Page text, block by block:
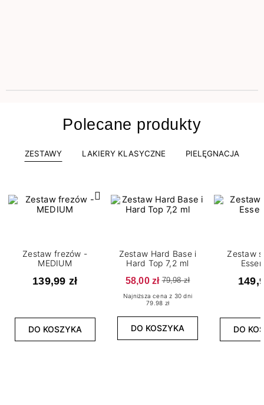
Polecane produkty
ZESTAWY LAKIERY KLASYCZNE PIELĘGNACJA
Zestaw frezów -
MEDIUM
139,99 zł
DO KOSZYKA
Zestaw Hard Base i
Hard Top 7,2 ml
58,00 zł 79,98 zł
Najniższa cena z 30 dni
79.98 zł
DO KOSZYKA
Zestaw
DO